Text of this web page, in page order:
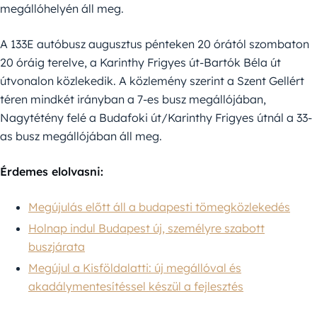
megállóhelyén áll meg.
A 133E autóbusz augusztus pénteken 20 órától szombaton
20 óráig terelve, a Karinthy Frigyes út-Bartók Béla út
útvonalon közlekedik. A közlemény szerint a Szent Gellért
téren mindkét irányban a 7-es busz megállójában,
Nagytétény felé a Budafoki út/Karinthy Frigyes útnál a 33-
as busz megállójában áll meg.
Érdemes elolvasni:
Megújulás előtt áll a budapesti tömegközlekedés
Holnap indul Budapest új, személyre szabott
buszjárata
Megújul a Kisföldalatti: új megállóval és
akadálymentesítéssel készül a fejlesztés